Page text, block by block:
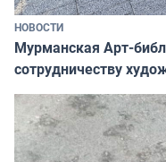
НОВОСТИ
Мурманская Арт-
сотрудничеству